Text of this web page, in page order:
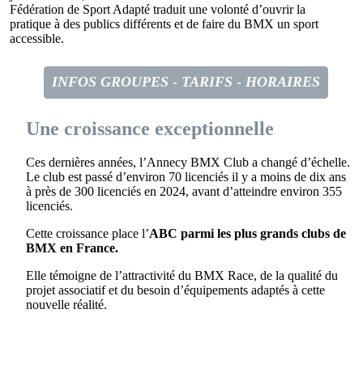
Fédération de Sport Adapté traduit une volonté d’ouvrir la
pratique à des publics différents et de faire du BMX un sport
accessible.
INFOS GROUPES - TARIFS - HORAIRES
Une croissance exceptionnelle
Ces dernières années, l’Annecy BMX Club a changé d’échelle.
Le club est passé d’environ 70 licenciés il y a moins de dix ans
à près de 300 licenciés en 2024, avant d’atteindre environ 355
licenciés.
Cette croissance place l’ABC parmi les plus grands clubs de
BMX en France.
Elle témoigne de l’attractivité du BMX Race, de la qualité du
projet associatif et du besoin d’équipements adaptés à cette
nouvelle réalité.